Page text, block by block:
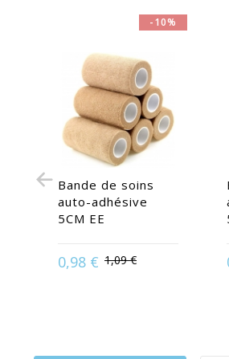
-10%
Bande de soins
auto-adhésive
5CM EE
0,98 € 1,09 €